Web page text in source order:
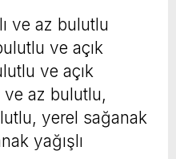
ve az bulutlu
ve açık
ve açık
ve az bulutlu,
yerel sağanak
yağışlı